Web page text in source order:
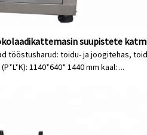
suupistete
tööstusharud: toidu- ja joogitehas,
1140*640* 1440 mm kaal: ...